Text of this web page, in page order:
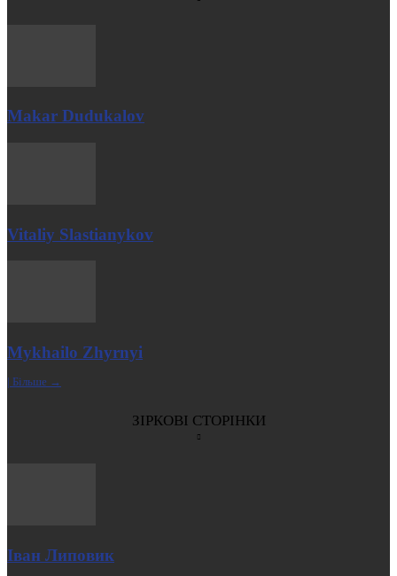
Makar Dudukalov
Vitaliy Slastianykov
Mykhailo Zhyrnyi
| Більше →
ЗІРКОВІ СТОРІНКИ
Іван Липовик